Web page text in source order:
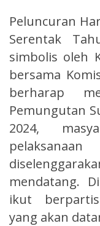
Peluncuran
Serentak
simbolis oleh
bersama
berharap
Pemungutan
2024,
mendatang.
ikut
yang akan